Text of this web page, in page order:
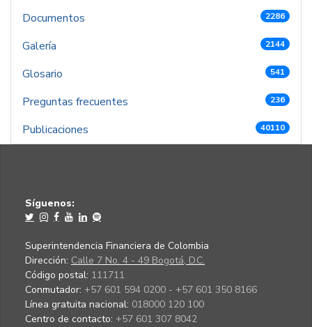
Documentos 2286
Galería 2144
Glosario 541
Preguntas frecuentes 236
Publicaciones 40110
Síguenos:
Superintendencia Financiera de Colombia
Dirección: Calle 7 No. 4 - 49 Bogotá, D.C.
Código postal: 111711
Conmutador: +57 601 594 0200 - +57 601 350 8166
Línea gratuita nacional: 018000 120 100
Centro de contacto: +57 601 307 8042